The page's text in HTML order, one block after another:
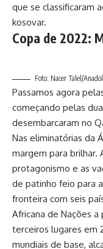
que se classificaram
kosovar.
Copa de 2022:
Foto: Nacer Talel/
Passamos agora
começando pelas
desembarcaram no
Nas eliminatórias da
margem para brilhar.
protagonismo e as
de patinho feio para
fronteira com seis
Africana de Nações
terceiros lugares em
mundiais de base,